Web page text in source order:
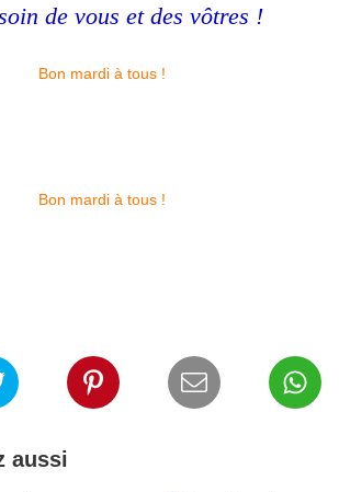
de vous et des vôtres !
aussi